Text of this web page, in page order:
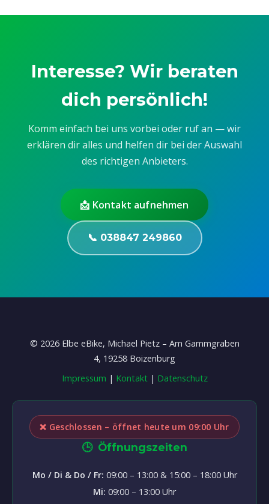
Interesse? Wir beraten
dich persönlich!
Komm einfach bei uns vorbei oder ruf an — wir
erklären dir alles und helfen dir bei der Auswahl
des richtigen Anbieters.
📩 Kontakt aufnehmen
📞 038847 249860
© 2026Elbe eBike, Michael Pietz – Am Gammgraben
4, 19258 Boizenburg
Impressum | Kontakt| Datenschutz
❌ Geschlossen – öffnet heute um 09:00 Uhr
🕒 Öffnungszeiten
Mo / Di & Do / Fr: 09:00 – 13:00 & 15:00 – 18:00 Uhr
Mi: 09:00 – 13:00 Uhr